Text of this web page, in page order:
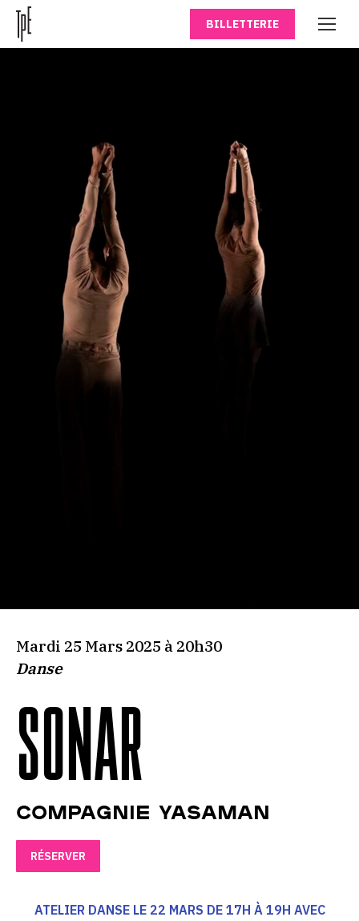
BILLETTERIE
Mardi 25 Mars 2025 à 20h30
Danse
SONAR
Compagnie Yasaman
RÉSERVER
ATELIER DANSE LE 22 MARS DE 17H À 19H AVEC